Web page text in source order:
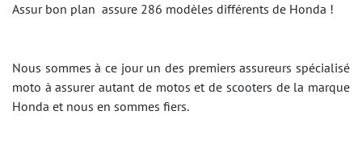
Assur bon plan assure 286 modèles différents de Honda !
Nous sommes à ce jour un des premiers assureurs spécialisé
moto à assurer autant de motos et de scooters de la marque
Honda et nous en sommes fiers.